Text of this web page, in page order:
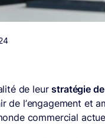
de leurstratégie
de l’engagement et
commercial